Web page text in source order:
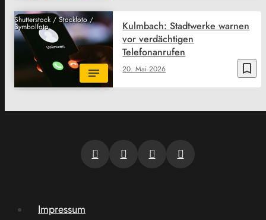
Shutterstock / Stockfoto /
Symbolfoto
bookmark_border
20. Mai 2026
Kulmbach: Stadtwerke warnen
vor verdächtigen
Telefonanrufen
Impressum